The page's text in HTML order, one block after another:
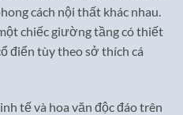
cách nội thất khác nhau.
chiếc giường tầng có thiết
điển tùy theo sở thích cá
tế và hoa văn độc đáo trên